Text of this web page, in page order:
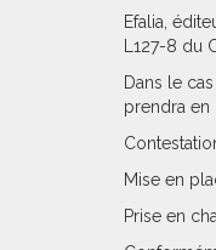
Efalia,
L127-8 du
Dans le
prendra en
Mise en
Prise en